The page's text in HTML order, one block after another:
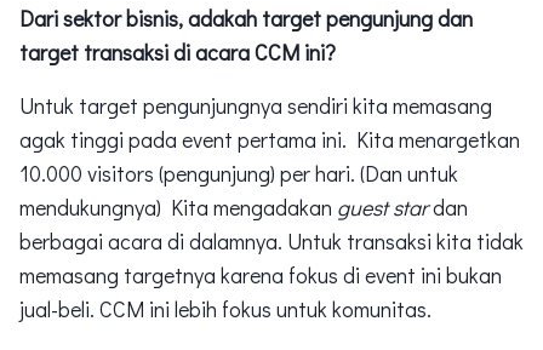
Dari sektor bisnis, adakah target pengunjung dan
target transaksi di acara CCM ini?
Untuk target pengunjungnya sendiri kita memasang
agak tinggi pada event pertama ini. Kita menargetkan
10.000 visitors (pengunjung) per hari. (Dan untuk
mendukungnya) Kita mengadakan guest stardan
berbagai acara di dalamnya. Untuk transaksi kita tidak
memasang targetnya karena fokus di event ini bukan
jual-beli. CCM ini lebih fokus untuk komunitas.